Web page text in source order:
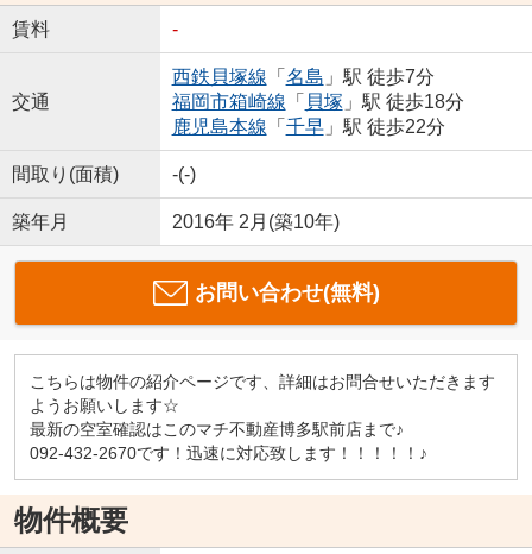
賃料 -
交通
西鉄貝塚線 「 名島 」駅 徒歩7分
福岡市箱崎線 「 貝塚 」駅 徒歩18分
鹿児島本線 「 千早」駅 徒歩22分
間取り(面積) -(-)
築年月 2016年 2月(築10年)
お問い合わせ(無料)
こちらは物件の紹介ページです、詳細はお問合せいただきます
ようお願いします☆
最新の空室確認はこのマチ不動産博多駅前店まで♪
092-432-2670です！迅速に対応致します！！！！！♪
物件概要